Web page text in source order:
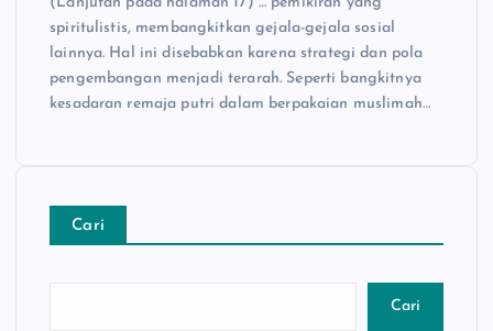
spiritulistis, membang­kitkan gejala-gejala sosial
lainnya. Hal ini disebabkan karena strategi dan pola
pengembangan menjadi terarah. Se­perti bangkitnya
kesadaran remaja putri dalam berpakaian muslimah…
Cari
Cari